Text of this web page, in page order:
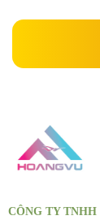
CÔNG TY